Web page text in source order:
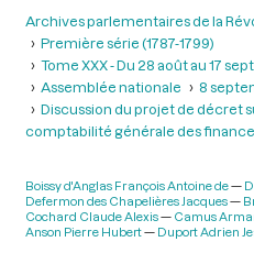
Archives parlementaires de la
Première série (1787-1799)
Tome XXX - Du 28 août au 17
Assemblée nationale
8
Discussion du projet de décret
comptabilité générale des
Boissy d'Anglas François Antoine de
Defermon des Chapelières Jacques
Cochard Claude Alexis
Camus
Anson Pierre Hubert
Duport Adrien